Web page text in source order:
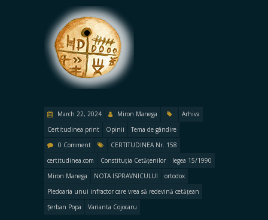
March 22, 2024 Miron Manega
Arhiva
Certitudinea print
Opinii
Tema de gândire
0 Comment
CERTITUDINEA Nr. 158
certitudinea.com
Constituția Cetățenilor
legea 15/1990
Miron Manega
NOTA ISPRAVNICULUI
ortodox
Pledoaria unui infractor care vrea să redevină cetățean
Șerban Popa
Varianta Cojocaru